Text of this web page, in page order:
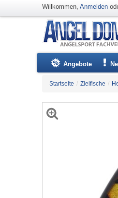
Willkommen, Anmelden
Angebote
Startseite / Zielfische /